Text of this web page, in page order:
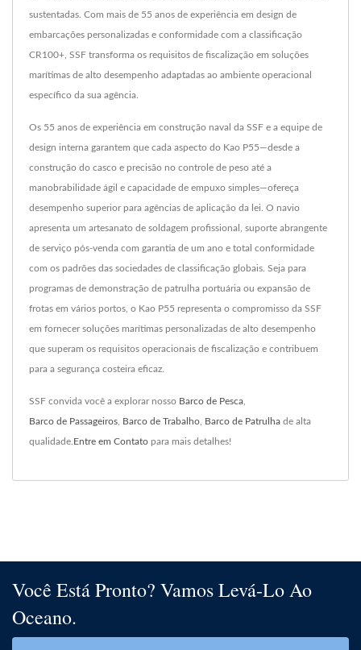
sustentadas. Com mais de 55 anos de experiência em design de
embarcações personalizadas e conformidade com a classificação
CR100+, SSF transforma os requisitos de fiscalização em soluções
marítimas de alto desempenho adaptadas ao ambiente operacional
específico da sua agência.
Os 55 anos de experiência em construção naval da SSF e a equipe de
design interna garantem que cada aspecto do Kao P55—desde a
construção do casco e precisão no controle de peso até a
manobrabilidade ágil e capacidade de empuxo simples—ofereça
desempenho superior para agências de aplicação da lei. O navio
apresenta um artesanato de soldagem profissional, suporte abrangente
de serviço pós-venda com garantia de um ano e total conformidade
com os padrões das sociedades de classificação globais. Seja para
programas de demonstração de patrulha portuária ou expansão de
frotas em vários portos, o Kao P55 representa o compromisso da SSF
em fornecer soluções marítimas personalizadas de alto desempenho
que superam os requisitos operacionais de fiscalização e contribuem
para a segurança costeira eficaz.
SSF convida você a explorar nosso Barco de Pesca
Barco de Passageiros Barco de Trabalho Barco de Patrulha de alta
qualidade. Entre em Contato para mais detalhes!
Você Está Pronto? Vamos Levá-Lo Ao
Oceano.